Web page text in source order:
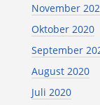
November
Oktober 2020
September
August 2020
Juli 2020